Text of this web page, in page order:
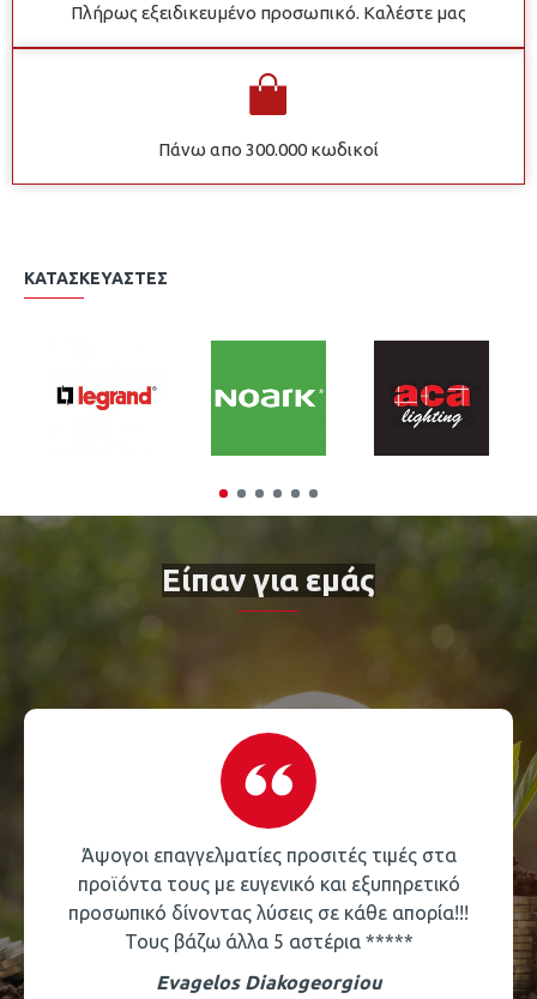
Πλήρως εξειδικευμένο προσωπικό. Καλέστε μας
Πάνω απο 300.000 κωδικοί
ΚΑΤΑΣΚΕΥΑΣΤΈΣ
Είπαν για εμάς
Άψογοι επαγγελματίες προσιτές τιμές στα
προϊόντα τους με ευγενικό και εξυπηρετικό
προσωπικό δίνοντας λύσεις σε κάθε απορία!!!
Τους βάζω άλλα 5 αστέρια *****
Evagelos Diakogeorgiou